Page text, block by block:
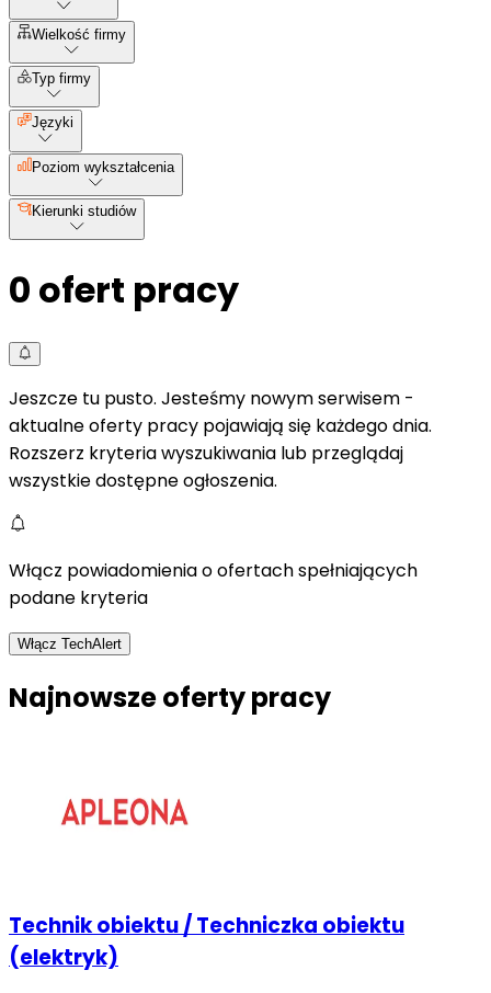
Wielkość firmy
Typ firmy
Języki
Poziom wykształcenia
Kierunki studiów
0 ofert pracy
Jeszcze tu pusto. Jesteśmy nowym serwisem -
aktualne oferty pracy pojawiają się każdego dnia.
Rozszerz kryteria wyszukiwania lub przeglądaj
wszystkie dostępne ogłoszenia.
Włącz powiadomienia o ofertach spełniających
podane kryteria
Włącz TechAlert
Najnowsze oferty pracy
Technik obiektu / Techniczka obiektu
(elektryk)